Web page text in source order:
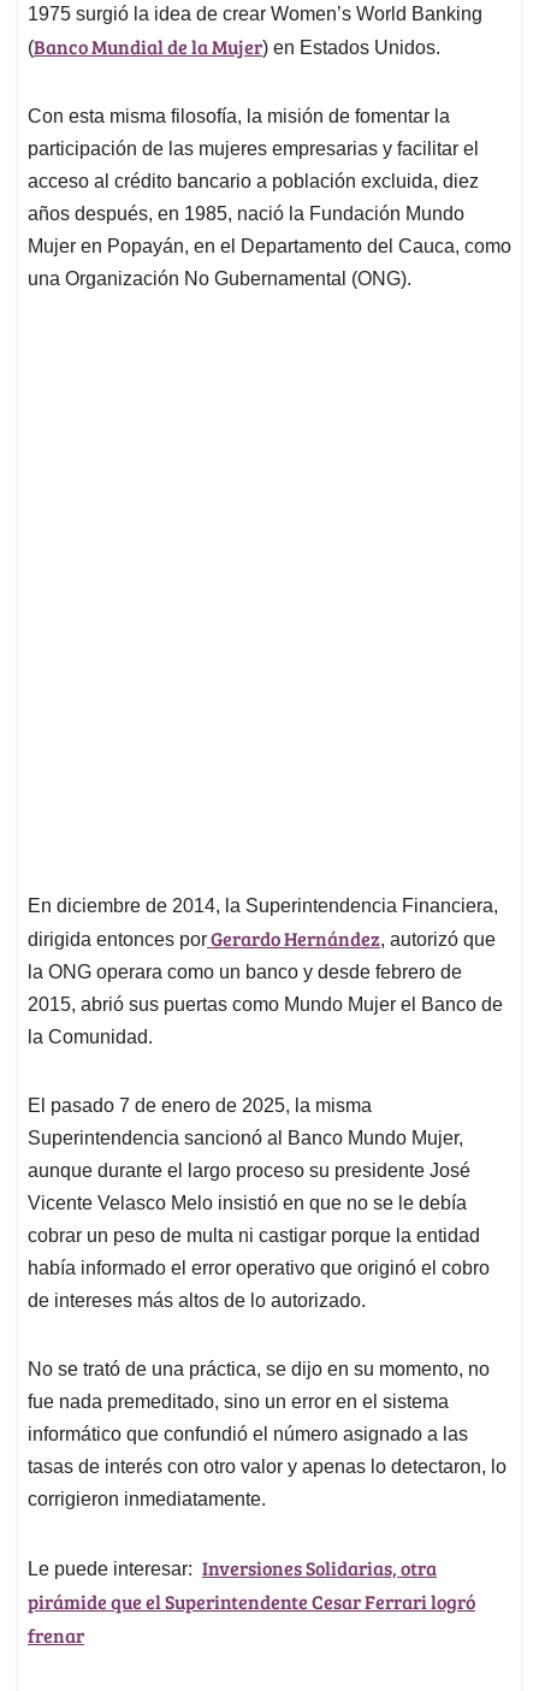
1975 surgió la idea de crear Women’s World Banking
(Banco Mundial de la Mujer) en Estados Unidos.
Con esta misma filosofía, la misión de fomentar la
participación de las mujeres empresarias y facilitar el
acceso al crédito bancario a población excluida, diez
años después, en 1985, nació la Fundación Mundo
Mujer en Popayán, en el Departamento del Cauca, como
una Organización No Gubernamental (ONG).
En diciembre de 2014, la Superintendencia Financiera,
dirigida entonces porGerardo Hernández, autorizó que
la ONG operara como un banco y desde febrero de
2015, abrió sus puertas como Mundo Mujer el Banco de
la Comunidad.
El pasado 7 de enero de 2025, la misma
Superintendencia sancionó al Banco Mundo Mujer,
aunque durante el largo proceso su presidente José
Vicente Velasco Melo insistió en que no se le debía
cobrar un peso de multa ni castigar porque la entidad
había informado el error operativo que originó el cobro
de intereses más altos de lo autorizado.
No se trató de una práctica, se dijo en su momento, no
fue nada premeditado, sino un error en el sistema
informático que confundió el número asignado a las
tasas de interés con otro valor y apenas lo detectaron, lo
corrigieron inmediatamente.
Le puede interesar: Inversiones Solidarias, otra
pirámide que el Superintendente Cesar Ferrari logró
frenar